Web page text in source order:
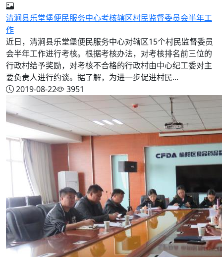
清涧县乐堂堡便民服务中心考核辖区村民监督委员会半年工
作
近日，清涧县乐堂堡便民服务中心对辖区15个村民监督委员
会半年工作进行考核。根据考核办法，对考核排名前三位的
行政村给予奖励，对考核不合格的行政村由中心纪工委对主
要负责人进行约谈。据了解，为进一步促进村民...
2019-08-22
3951